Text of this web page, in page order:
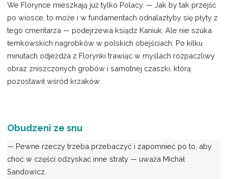
We Florynce mieszkają już tylko Polacy. — Jak by tak przejść
po wiosce, to może i w fundamentach odnalazłyby się płyty z
tego cmentarza — podejrzewa ksiądz Kaniuk. Ale nie szuka
łemkowskich nagrobków w polskich obejściach. Po kilku
minutach odjeżdża z Florynki trawiąc w myślach rozpaczliwy
obraz zniszczonych grobów i samotnej czaszki, którą
pozostawił wśród krzaków.
Obudzeni ze snu
— Pewne rzeczy trzeba przebaczyć i zapomnieć po to, aby
choć w części odzyskać inne straty — uważa Michał
Sandowicz.